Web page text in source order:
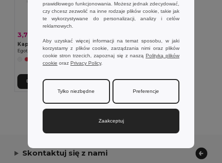
3,75 zł
Kapelusz poliestrowy typu panama
Egotier 99453
Dodaj Do Koszyka
Wyświetlanie Wszystkich Produktów.
Skontaktuj się z nami
prawidłowego funkcjonowania. Możesz jednak zdecydować,
czy chcesz zezwolić na inne rodzaje plików cookie, takie jak
te wykorzystywane do personalizacji, analizy i celów
reklamowych.
Aby uzyskać więcej informacji na temat sposobu, w jaki
korzystamy z plików cookie, zarządzania nimi oraz plików
cookie stron trzecich, zapoznaj się z naszą Polityką plików
cookie oraz Privacy Policy.
Tylko niezbędne Preferencje
Zaakceptuj